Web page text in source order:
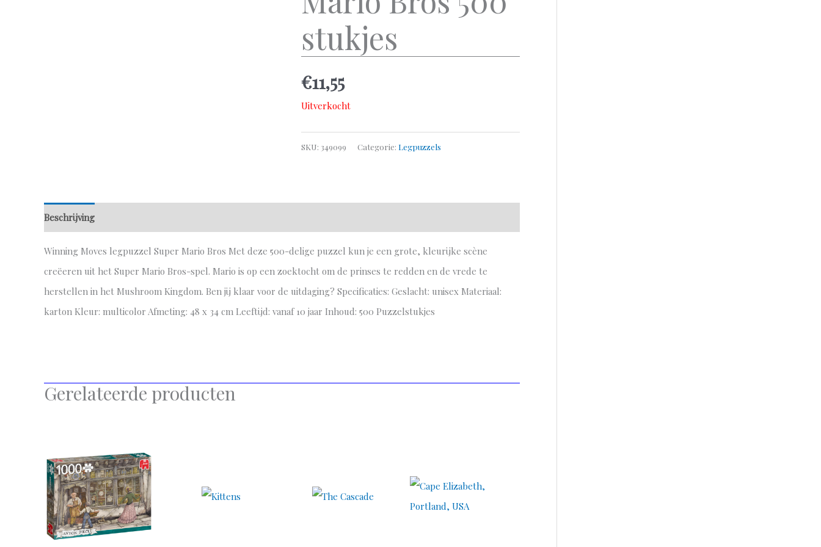
stukjes
€11,55
Uitverkocht
SKU: 349099 Categorie: Legpuzzels
Beschrijving
Winning Moves legpuzzel Super Mario Bros Met deze 500-delige puzzel kun je een grote, kleurijke scène
creëeren uit het Super Mario Bros-spel. Mario is op een zoektocht om de prinses te redden en de vrede te
herstellen in het Mushroom Kingdom. Ben jij klaar voor de uitdaging? Specificaties: Geslacht: unisex Materiaal:
karton Kleur: multicolor Afmeting: 48 x 34 cm Leeftijd: vanaf 10 jaar Inhoud: 500 Puzzelstukjes
Gerelateerde producten